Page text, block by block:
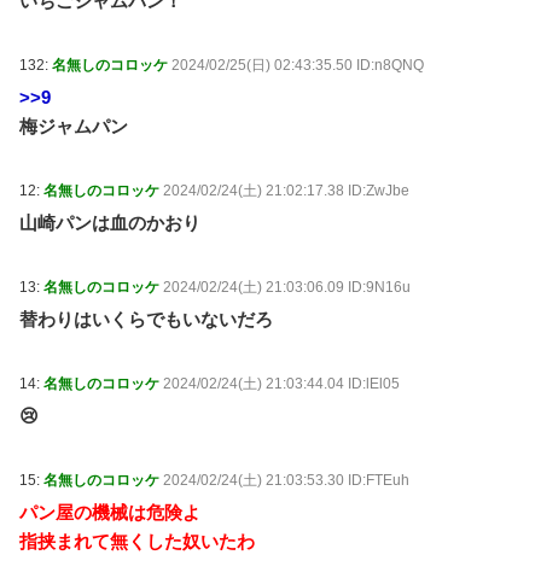
132: 名無しのコロッケ 2024/02/25(日) 02:43:35.50 ID:n8QNQ
>>9
梅ジャムパン
12: 名無しのコロッケ 2024/02/24(土) 21:02:17.38 ID:ZwJbe
山崎パンは血のかおり
13: 名無しのコロッケ 2024/02/24(土) 21:03:06.09 ID:9N16u
替わりはいくらでもいないだろ
14: 名無しのコロッケ 2024/02/24(土) 21:03:44.04 ID:lEl05
😢
15: 名無しのコロッケ 2024/02/24(土) 21:03:53.30 ID:FTEuh
パン屋の機械は危険よ
指挟まれて無くした奴いたわ